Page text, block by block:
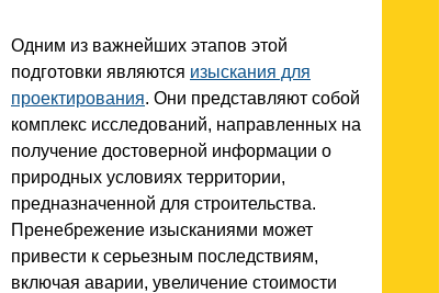
Одним из важнейших этапов этой
подготовки являются изыскания для
проектирования. Они представляют собой
комплекс исследований, направленных на
получение достоверной информации о
природных условиях территории,
предназначенной для строительства.
Пренебрежение изысканиями может
привести к серьезным последствиям,
включая аварии, увеличение стоимости